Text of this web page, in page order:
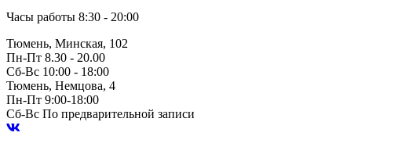
Часы работы 8:30 - 20:00
Тюмень, Минская, 102
Пн-Пт 8.30 - 20.00
Сб-Вс 10:00 - 18:00
Тюмень, Немцова, 4
Пн-Пт 9:00-18:00
Сб-Вс По предварительной записи